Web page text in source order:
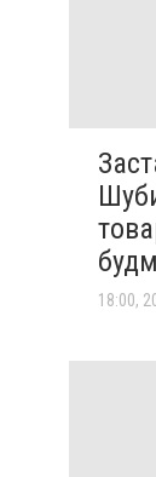
18:00,